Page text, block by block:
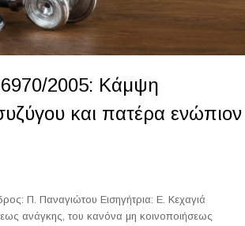
2005: Κάμψη
και πατέρα ενώπιον
Π. Παναγιώτου Εισηγήτρια: Ε. Κεχαγιά
ανάγκης, του κανόνα μη κοινοποιήσεως